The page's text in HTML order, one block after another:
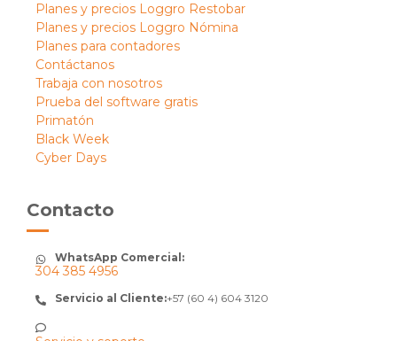
Planes y precios Loggro Restobar
Planes y precios Loggro Nómina
Planes para contadores
Contáctanos
Trabaja con nosotros
Prueba del software gratis
Primatón
Black Week
Cyber Days
Contacto
WhatsApp Comercial:
304 385 4956
Servicio al Cliente:+57 (60 4) 604 3120